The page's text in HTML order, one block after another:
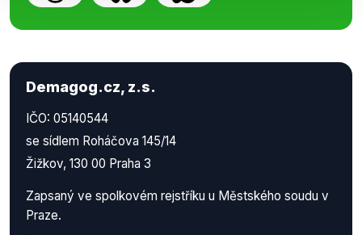
Demagog.cz, z.s.
IČO: 05140544
se sídlem Roháčova 145/14
Žižkov, 130 00 Praha 3
Zapsaný ve spolkovém rejstříku u Městského soudu v
Praze.